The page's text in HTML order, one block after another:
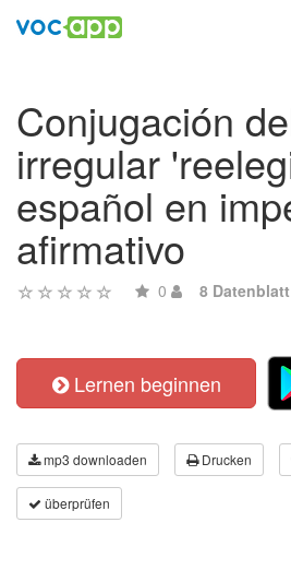
Conjugación
irregular
español en
afirmativo
0 8 Datenblatt
Lernen beginnen
mp3 downloaden Drucken
überprüfen